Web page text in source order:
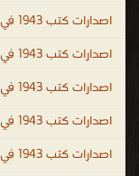
اطفال خاصة
للاطفال ، قصص حجا
, قصة تعليمية
اصدارات كتب 1943 في كتب التنمية البشرية
اصدارات كتب 1943 في كتب الروايات الأجنبية والعالمية
اصدارات كتب 1943 في كتب الأسرة والتربية الطبخ والديكور
اصدارات كتب 1943 في المناهج التعليمية والكتب الدراسية
اصدارات كتب 1943 في كتب الهندسة والتكنولوجيا